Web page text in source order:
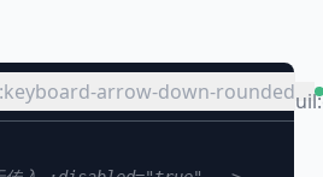
arrow-down-rounded